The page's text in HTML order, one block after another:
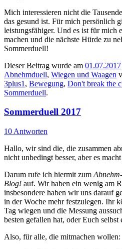
Mich interessieren nicht die
das gesund ist. Für mich persönlich
leistungsfähiger. Und es ist für mich
machen und die nächste Hürde zu
Sommerduell!
Dieser Beitrag wurde am 01.07.2017
Abnehmduell, Wiegen und Waagen
3plus1 , Bewegung, Don't break the
Sommerduell.
Sommerduell 2017
10 Antworten
Hallo, wir sind die, die zusammen
nicht unbedingt besser, aber es
Darum rufe ich hiermit zum
Blog! auf. Wir haben ein wenig am
insbesondere haben wir uns darauf
in der Woche mehr festzulegen. Ihr
Tag wiegen und die Messung
besten gefallen hat, oder Euch selbst
Also, für alle, die mitmachen wollen: